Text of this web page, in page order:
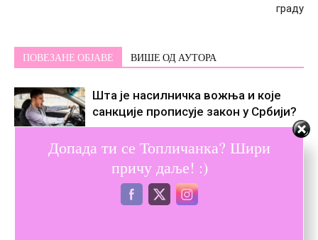
граду
ПОВЕЗАНЕ ОБЈАВЕ ВИШЕ ОД АУТОРА
Шта је насилничка вожња и које
санкције прописује закон у Србији?
Кад те воли змија
Допада ти се Топличанка? Шири
причу даље! :)